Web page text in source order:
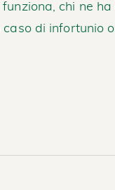
chi ne
caso di infortunio